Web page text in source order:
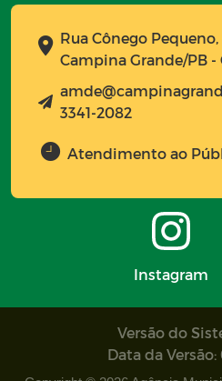
Rua Cônego
Campina Grande/PB -
3341-2082
Atendimento ao
Instagram
Versão do
Data da